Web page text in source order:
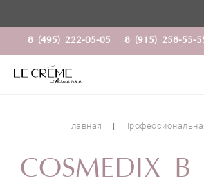
8 (495) 222-05-05 8 (915) 258-55-
Главная
COSMEDIX B